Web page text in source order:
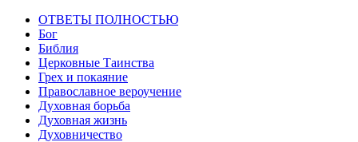
ОТВЕТЫ ПОЛНОСТЬЮ
Бог
Библия
Церковные Таинства
Грех и покаяние
Православное вероучение
Духовная борьба
Духовная жизнь
Духовничество